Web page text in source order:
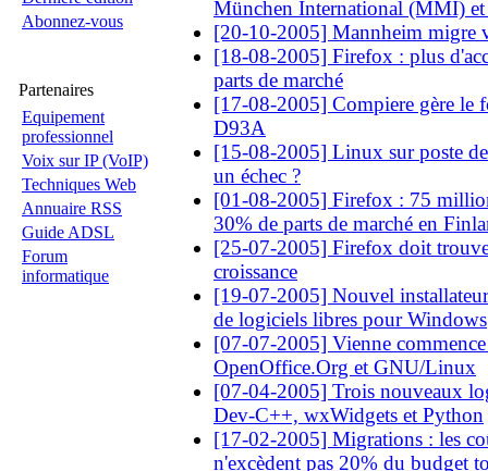
Abonnez-vous
Partenaires
Equipement
professionnel
Voix sur IP (VoIP)
Techniques Web
Annuaire RSS
Guide ADSL
Forum
informatique
München International (MMI) et
[20-10-2005] Mannheim migre
[18-08-2005] Firefox : plus
parts de marché
[17-08-2005] Compiere gère le
D93A
[15-08-2005] Linux sur poste
un échec ?
[01-08-2005] Firefox : 75
30% de parts de marché en
[25-07-2005] Firefox doit
croissance
[19-07-2005] Nouvel
de logiciels libres pour Windows
[07-07-2005] Vienne
OpenOffice.Org et GNU/Linux
[07-04-2005] Trois nouveaux
Dev-C++, wxWidgets et Python
[17-02-2005] Migrations : les
n'excèdent pas 20% du budget